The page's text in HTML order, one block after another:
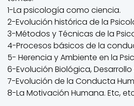
1-La psicología como ciencia.
2-Evolución histórica de la
3-Métodos y Técnicas de la
4-Procesos básicos de la
5- Herencia y Ambiente en la
6-Evolución Biológica,
7-Evolución de la Conducta
8-La Motivación Humana. Etc,